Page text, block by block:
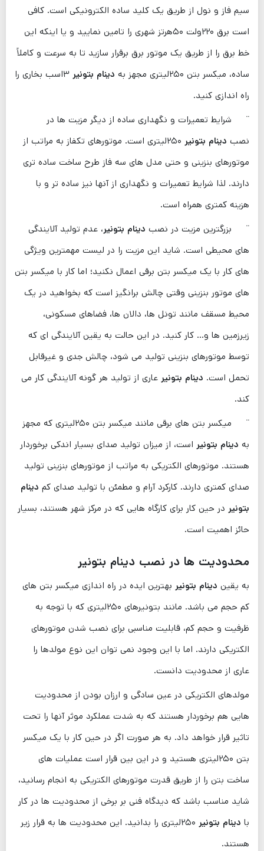
سیم فاز و نول از طریق یک کلید ساده الکترونیکی است. کافی
است برق ۲۲۰ولت ۵۰هرتز شهری را تامین نمایید و یا اینکه این
خط برق را از طریق یک موتور برق برقرار سازید تا به سرعت و کاملاً
ساده، میکسر بتن ۲۵۰لیتری مجهز به
دینام بتونیر
۳اسب بخاری را
راه اندازی کنید.
¨ شرایط تعمیرات و نگهداری ساده از دیگر مزیت ها در
نصب دینام بتونیر
۲۵۰لیتری است. موتورهای تکفاز به مراتب از
موتورهای بنزینی و حتی مدل های سه فاز طرح ساخت ساده تری
دارند. لذا شرایط تعمیرات و نگهداری از آنها نیز ساده تر و با
هزینه کمتری همراه است.
¨ بزرگترین مزیت در نصب دینام بتونیر، عدم تولید آلایندگی
های محیطی است. شاید این مزیت را در لیست مهمترین ویژگی
های کار با یک میکسر بتن برقی اعمال نکنید؛ اما کار با میکسر بتن
های موتور بنزینی وقتی چالش برانگیز است که بخواهید در یک
محیط مسقف مانند تونل ها، دالان ‌ها، فضاهای مسکونی،
زیرزمین ها و… کار کنید. در این حالت به یقین آلایندگی ای که
توسط موتورهای بنزینی تولید می ‌شود، چالش جدی و غیرقابل
تحمل است. دینام بتونیر عاری از تولید هر گونه آلایندگی کار می‌
کند.
¨ میکسر بتن های برقی مانند میکسر بتن ۲۵۰لیتری که مجهز
به دینام بتونیر است، از میزان تولید صدای بسیار اندکی برخوردار
هستند. موتورهای الکتریکی به مراتب از موتورهای بنزینی تولید
صدای کمتری دارند. کارکرد آرام و مطمئن با تولید صدای کم دینام
بتونیر در حین کار برای کارگاه هایی که در مرکز شهر هستند، بسیار
حائز اهمیت است.
محدودیت ها در نصب دینام بتونیر
به یقین دینام بتونیر بهترین ایده در راه اندازی میکسر بتن های
کم حجم می باشد. مانند بتونیرهای ۲۵۰لیتری که با توجه به
ظرفیت و حجم کم، قابلیت مناسبی برای نصب شدن موتورهای
الکتریکی دارند. اما با این وجود نمی ‌توان این نوع مولدها را
عاری از محدودیت دانست.
مولدهای الکتریکی در عین سادگی و ارزان بودن از محدودیت
هایی هم برخوردار هستند که به شدت عملکرد موثر آنها را تحت
تاثیر قرار خواهد داد. به هر صورت اگر در حین کار با یک میکسر
بتن ۲۵۰لیتری هستید و در این بین قرار است عملیات های
ساخت بتن را از طریق قدرت موتورهای الکتریکی به انجام رسانید،
شاید مناسب باشد که دیدگاه فنی بر برخی از محدودیت ‌ها در کار
با دینام بتونیر
۲۵۰لیتری را بدانید. این محدودیت ‌ها به قرار زیر
هستند.